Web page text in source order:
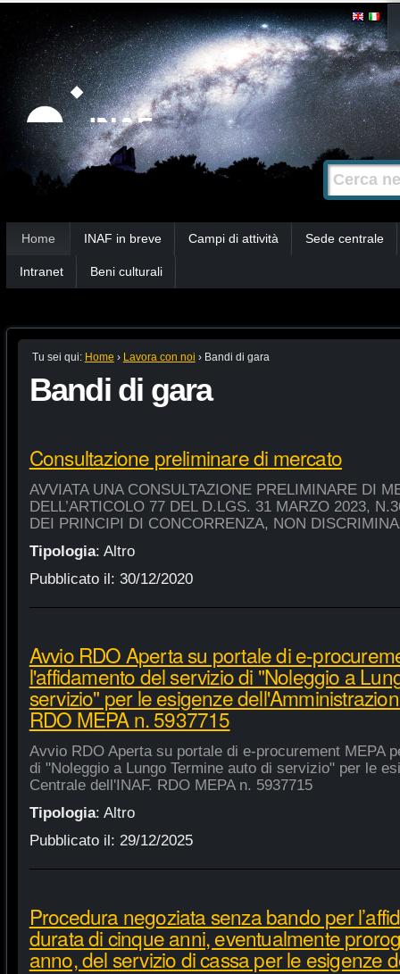
Strumenti
personali
Salta
contenuti.
|
Salta
alla
navigazione
Cerca nel
Ricerca
avanzata…
Home INAF in breve Campi di attività Sede centrale
Intranet Beni culturali
Tu sei qui: Home › Lavora con noi › Bandi di gara
Bandi di gara
Consultazione preliminare di mercato
AVVIATA UNA CONSULTAZIONE PRELIMINARE DI
DELL’ARTICOLO 77 DEL D.LGS. 31 MARZO 2023,
DEI PRINCIPI DI CONCORRENZA, NON
Tipologia: Altro
Pubblicato il: 30/12/2020
Avvio RDO Aperta su portale di e-
l'affidamento del servizio di "Noleggio a
servizio" per le esigenze
RDO MEPA n. 5937715
Avvio RDO Aperta su portale di e-procurement MEPA
di "Noleggio a Lungo Termine auto di servizio" per le
Centrale dell'INAF. RDO MEPA n. 5937715
Tipologia: Altro
Pubblicato il: 29/12/2025
Procedura negoziata senza bando per
durata di cinque anni, eventualmente
anno, del servizio di cassa per le esigenze